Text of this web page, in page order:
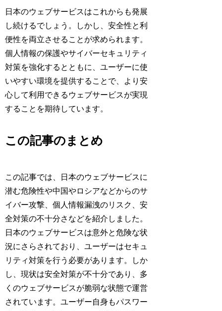
日本のウェブサービスはこれからも発展
し続けるでしょう。しかし、安全性と利
便性を両立させることが求められます。
個人情報の保護やサイバーセキュリティ
対策を強化するとともに、ユーザーに使
いやすい環境を提供することで、より安
心して利用できるウェブサービスが実現
することを期待しています。
この記事のまとめ
この記事では、日本のウェブサービスに
潜む危険性や中国やロシアなどからのサ
イバー攻撃、個人情報漏洩のリスク、安
全対策の不十分さなどを紹介しました。
日本のウェブサービスは意外と危険な状
況にさらされており、ユーザーはセキュ
リティ対策を行う必要があります。しか
し、現状は安全対策が不十分であり、多
くのウェブサービスが脆弱な状態で運営
されています。ユーザー自身もパスワー